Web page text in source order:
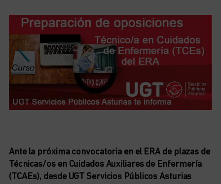
Ante la próxima convocatoria en el ERA de plazas de
Técnicas/os en Cuidados Auxiliares de Enfermería
(TCAEs), desde UGT Servicios Públicos Asturias